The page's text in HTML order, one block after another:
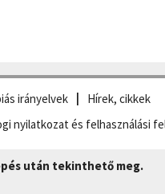
irányelvek
Hírek, cikkek
nyilatkozat és felhasználási
után tekinthető meg.